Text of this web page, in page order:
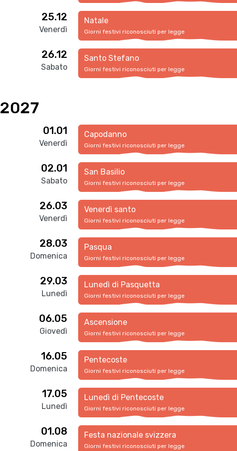
25.12
Venerdì
Natale
Giorni festivi riconosciuti per legge
26.12
Sabato
Santo Stefano
Giorni festivi riconosciuti per legge
2027
01.01
Venerdì
Capodanno
Giorni festivi riconosciuti per legge
02.01
Sabato
San Basilio
Giorni festivi riconosciuti per legge
26.03
Venerdì
Venerdì santo
Giorni festivi riconosciuti per legge
28.03
Domenica
Pasqua
Giorni festivi riconosciuti per legge
29.03
Lunedì
Lunedì di Pasquetta
Giorni festivi riconosciuti per legge
06.05
Giovedì
Ascensione
Giorni festivi riconosciuti per legge
16.05
Domenica
Pentecoste
Giorni festivi riconosciuti per legge
17.05
Lunedì
Lunedì di Pentecoste
Giorni festivi riconosciuti per legge
01.08
Domenica
Festa nazionale svizzera
Giorni festivi riconosciuti per legge